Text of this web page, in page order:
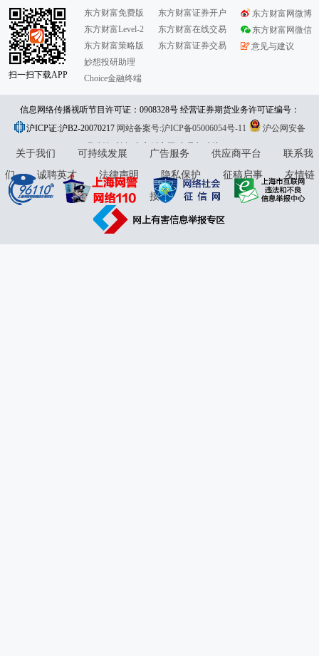
扫一扫下载APP
东方财富免费版
东方财富Level-2
东方财富策略版
妙想投研助理
Choice金融终端
东方财富证券开户
东方财富在线交易
东方财富证券交易
东方财富网微博
东方财富网微信
意见与建议
信息网络传播视听节目许可证：0908328号 经营证券期货业务许可证编号：
913101046312860336 违法和不良信息举报:021-61278686 举报邮箱：
jubao@eastmoney.com
沪ICP证:沪B2-20070217 网站备案号:沪ICP备05006054号-11
沪公网安备
31010402000120号版权所有:东方财富网意见与建议:4000300059/952500
关于我们 可持续发展 广告服务 供应商平台
联系我
们
诚聘英才 法律声明 隐私保护 征稿启事
友情链
接